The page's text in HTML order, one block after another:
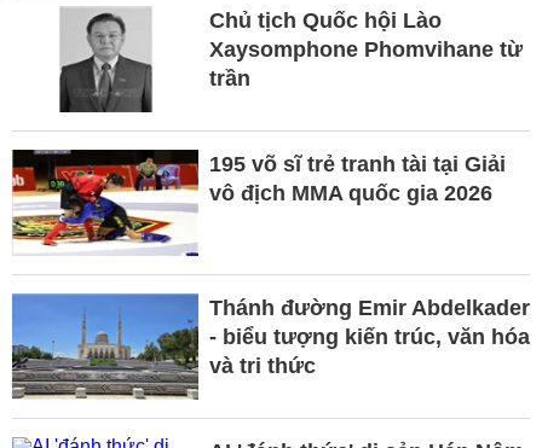
Chủ tịch Quốc hội Lào
Xaysomphone Phomvihane từ
trần
195 võ sĩ trẻ tranh tài tại Giải
vô địch MMA quốc gia 2026
Thánh đường Emir Abdelkader
- biểu tượng kiến trúc, văn hóa
và tri thức